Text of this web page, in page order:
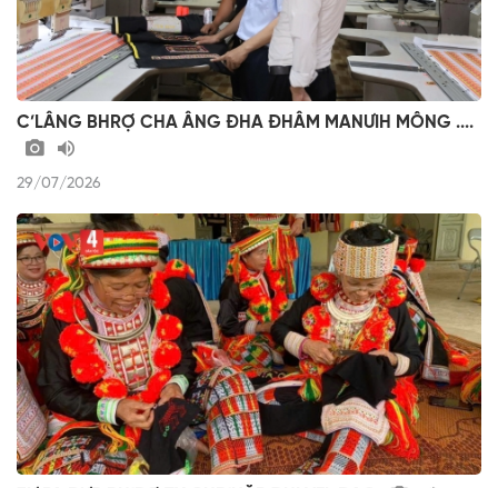
C’LÂNG BHRỢ CHA ÂNG ĐHA ĐHÂM MANƯIH MÔNG ....
29/07/2026